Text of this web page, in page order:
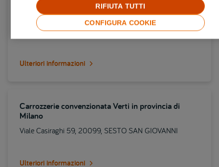
Carrozzerie convenzionata Verti in provincia di
Brescia
Via brescia 47, 25014, Castenedolo
Ulteriori informazioni
Carrozzerie convenzionata Verti in provincia di
Milano
Viale Casiraghi 59, 20099, SESTO SAN GIOVANNI
Ulteriori informazioni
CONFIGURA COOKIE
RIFIUTA TUTTI